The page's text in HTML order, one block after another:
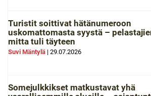
Turistit soittivat hätänumeroon
uskomattomasta syystä –
mitta tuli täyteen
Suvi Mäntylä | 29.07.2026
Somejulkkikset matkustavat yhä